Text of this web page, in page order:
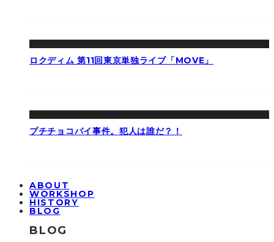
ロクディム 第11回東京単独ライブ「MOVE」
プチチョコパイ事件。犯人は誰だ？！
ABOUT
WORKSHOP
HISTORY
BLOG
BLOG